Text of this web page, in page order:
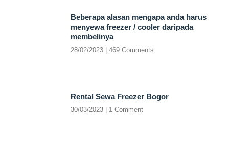
Beberapa alasan mengapa anda harus
menyewa freezer / cooler daripada
membelinya
28/02/2023 469 Comments
Rental Sewa Freezer Bogor
30/03/2023 1 Comment